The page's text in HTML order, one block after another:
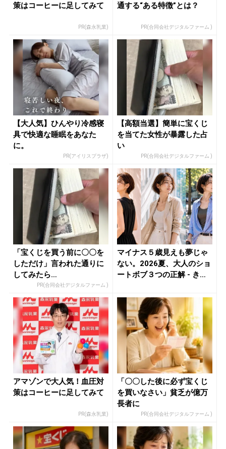
策はコーヒーに足してみて
PR(森永乳業)
通する“ある特徴”とは？
PR(合同会社デジタルファーム )
【大人気】ひんやり冷感寝
具で快適な睡眠をあなた
に。
PR(アイリスプラザ)
【高額当選】簡単に宝くじ
を当てた女性が暴露した占
い
PR(合同会社デジタルファーム )
「宝くじを買う前に〇〇を
しただけ」言われた通りに
してみたら…
PR(合同会社デジタルファーム )
マイナス５歳見えも夢じゃ
ない。2026夏、大人のショ
ートボブ３つの正解 - き
アマゾンで大人気！血圧対
策はコーヒーに足してみて
PR(森永乳業)
「〇〇した後に必ず宝くじ
を買いなさい」貧乏が億万
長者に
PR(合同会社デジタルファーム )